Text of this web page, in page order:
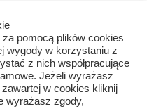
pomocą plików cookies
wygody w korzystaniu z
z nich współpracujące
Jeżeli wyrażasz
w cookies kliknij
wyrażasz zgody,